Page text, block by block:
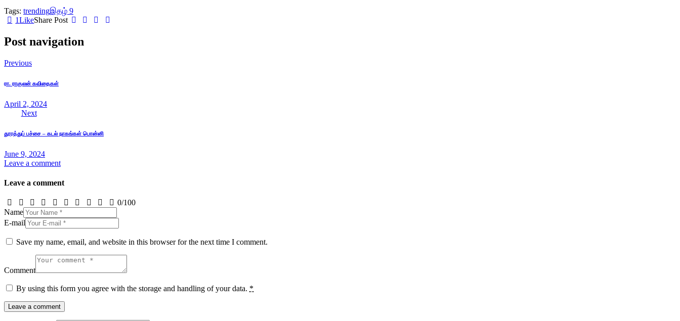
Tags: trendingஇதழ் 9
1LikeShare Post
Post navigation
Previous
ரா. ராகுலன் கவிதைகள்
April 2, 2024
Next
தூரத்துப் பச்சை – கடல் நாகங்கள் பொன்னி
June 9, 2024
Leave a comment
Leave a comment
0/100
Name
E-mail
Save my name, email, and website in this browser for the next time I comment.
Comment
By using this form you agree with the storage and handling of your data. *